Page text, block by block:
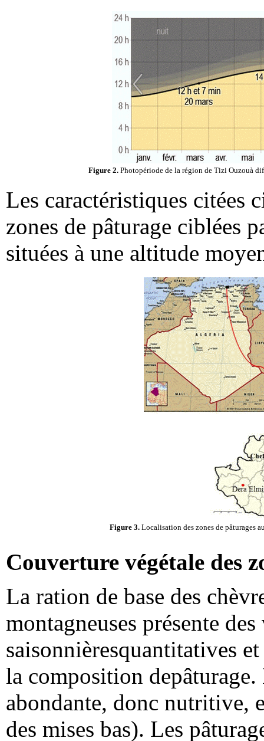
Figure 2. Photopériode de la région de Tizi Ouzouà
Les caractéristiques citées
zones de pâturage ciblées
situées à une altitude
Figure 3. Localisation des zones de pâturages
Couverture végétale des
La ration de base des
montagneuses présente
saisonnièresquantitatives
la composition
abondante, donc nutritive,
des mises bas). Les